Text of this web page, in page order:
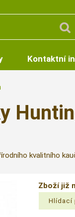
Kontaktní
kvalitního
Zboží již